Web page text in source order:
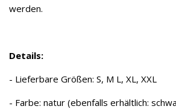
werden.
Details:
- Lieferbare Größen: S, M L, XL, XXL
- Farbe: natur (ebenfalls erhältlich: